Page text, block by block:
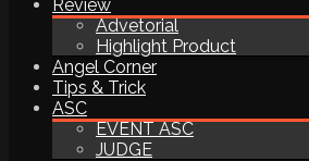
Review
Advetorial
Highlight Product
Angel Corner
Tips & Trick
ASC
EVENT ASC
JUDGE